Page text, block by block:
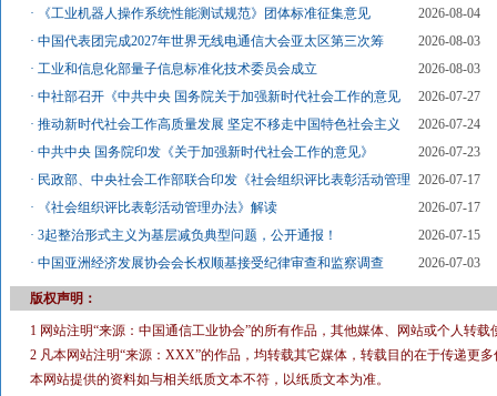
· 《工业机器人操作系统性能测试规范》团体标准征集意见
2026-08-04
·中国代表团完成2027年世界无线电通信大会亚太区第三次筹
2026-08-03
·工业和信息化部量子信息标准化技术委员会成立
2026-08-03
·中社部召开《中共中央 国务院关于加强新时代社会工作的意见
2026-07-27
·推动新时代社会工作高质量发展 坚定不移走中国特色社会主义
2026-07-24
·中共中央 国务院印发《关于加强新时代社会工作的意见》
2026-07-23
· 民政部、中央社会工作部联合印发《社会组织评比表彰活动管理
2026-07-17
·
《社会组织评比表彰活动管理办法》解读
2026-07-17
·3起整治形式主义为基层减负典型问题，公开通报！
2026-07-15
·中国亚洲经济发展协会会长权顺基接受纪律审查和监察调查 2026-07-03
版权声明：
1 网站注明“来源：中国通信工业协会”的所有作品，其他媒体、网站或个人转
2 凡本网站注明“来源：XXX”的作品，均转载其它媒体，转载目的在于传递更
本网站提供的资料如与相关纸质文本不符，以纸质文本为准。